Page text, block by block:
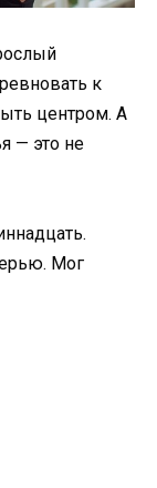
к
центром. А
— это не
Мог